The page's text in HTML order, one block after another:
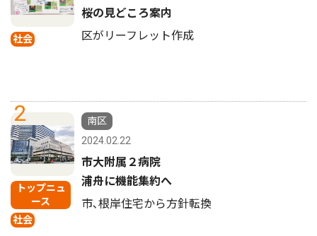
社会
桜の見どころ案内
区がリーフレット作成
2
トップニュ
ース
社会
南区
2024.02.22
市大附属２病院
浦舟に機能集約へ
市､根岸住宅から方針転換